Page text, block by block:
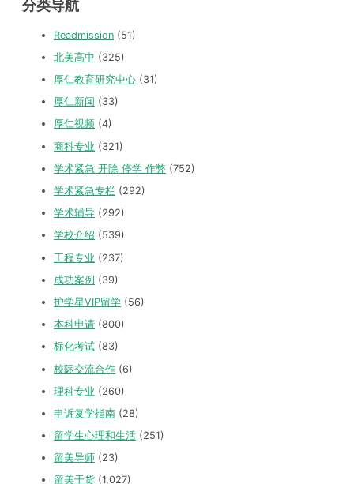
分类导航
Readmission (51)
北美高中 (325)
厚仁教育研究中心 (31)
厚仁新闻 (33)
厚仁视频 (4)
商科专业 (321)
学术紧急 开除 停学 作弊 (752)
学术紧急专栏 (292)
学术辅导 (292)
学校介绍 (539)
工程专业 (237)
成功案例 (39)
护学星VIP留学 (56)
本科申请 (800)
标化考试 (83)
校际交流合作 (6)
理科专业 (260)
申诉复学指南 (28)
留学生心理和生活 (251)
留美导师 (23)
留美干货 (1,027)